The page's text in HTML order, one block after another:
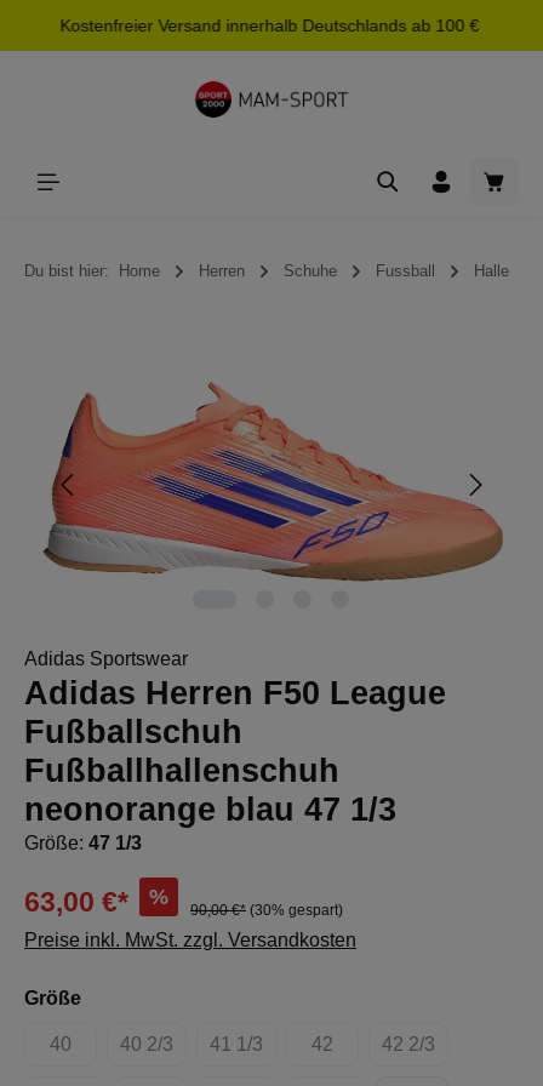
springen
Kostenfreier Versand innerhalb Deutschlands ab 100 €
Du bist hier: Home Herren Schuhe Fussball Halle
Adidas Sportswear
Adidas Herren F50 League
Fußballschuh
Fußballhallenschuh
neonorange blau 47 1/3
Größe: 47 1/3
63,00 €* %
90,00 €* (30% gespart)
Preise inkl. MwSt. zzgl. Versandkosten
Größeauswählen
40
(Diese Option ist zurzeit nicht verfügbar.)
40 2/3
(Diese Option ist zurzeit nicht verfügbar.)
41 1/3
(Diese Option ist zurzeit nicht
42
(Diese Option ist zurzeit
42 2/3
(Diese Option ist